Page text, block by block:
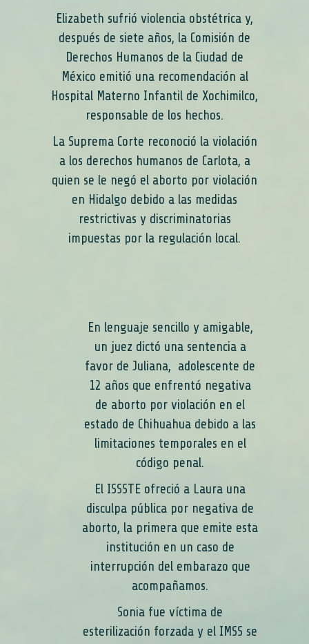
Elizabeth sufrió violencia obstétrica y,
después de siete años, la Comisión de
Derechos Humanos de la Ciudad de
México emitió una recomendación al
Hospital Materno Infantil de Xochimilco,
responsable de los hechos.
La Suprema Corte reconoció la violación
a los derechos humanos de Carlota, a
quien se le negó el aborto por violación
en Hidalgo debido a las medidas
restrictivas y discriminatorias
impuestas por la regulación local.
En lenguaje sencillo y amigable,
un juez dictó una sentencia a
favor de Juliana, adolescente de
12 años que enfrentó negativa
de aborto por violación en el
estado de Chihuahua debido a las
limitaciones temporales en el
código penal.
El ISSSTE ofreció a Laura una
disculpa pública por negativa de
aborto, la primera que emite esta
institución en un caso de
interrupción del embarazo que
acompañamos.
Sonia fue víctima de
esterilización forzada y el IMSS se